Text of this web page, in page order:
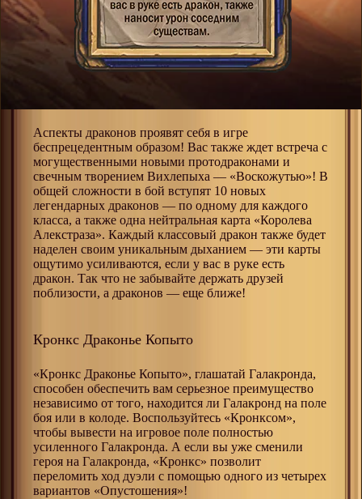
Аспекты драконов проявят себя в игре
беспрецедентным образом! Вас также ждет встреча с
могущественными новыми протодраконами и
свечным творением Вихлепыха — «Воскожутью»! В
общей сложности в бой вступят 10 новых
легендарных драконов — по одному для каждого
класса, а также одна нейтральная карта «Королева
Алекстраза». Каждый классовый дракон также будет
наделен своим уникальным дыханием — эти карты
ощутимо усиливаются, если у вас в руке есть
дракон. Так что не забывайте держать друзей
поблизости, а драконов — еще ближе!
Кронкс Драконье Копыто
«Кронкс Драконье Копыто», глашатай Галакронда,
способен обеспечить вам серьезное преимущество
независимо от того, находится ли Галакронд на поле
боя или в колоде. Воспользуйтесь «Кронксом»,
чтобы вывести на игровое поле полностью
усиленного Галакронда. А если вы уже сменили
героя на Галакронда, «Кронкс» позволит
переломить ход дуэли с помощью одного из четырех
вариантов «Опустошения»!